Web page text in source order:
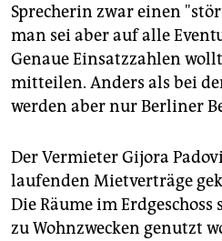
Sprecherin zwar einen
man sei aber auf alle
Genaue Einsatzzahlen
mitteilen. Anders als bei
werden aber nur Berliner
Der Vermieter Gijora
laufenden Mietverträge
Die Räume im
zu Wohnzwecken genutzt